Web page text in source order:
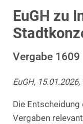
EuGH zu
Vergabe 1609
EuGH,
Die Entscheidung
Vergaben